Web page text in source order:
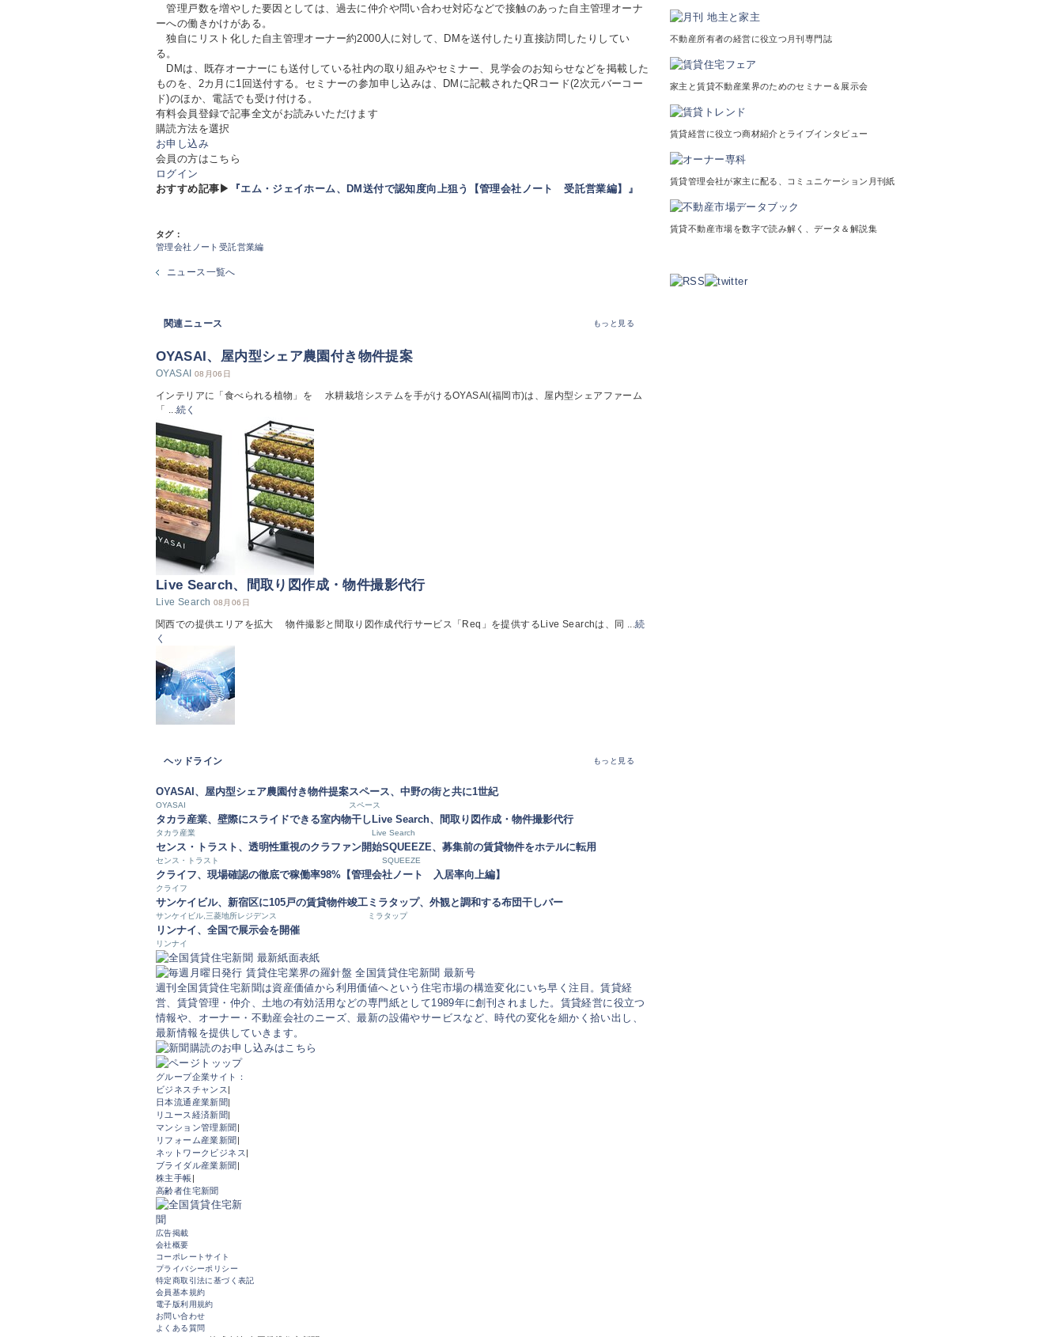
管理戸数を増やした要因としては、過去に仲介や問い合わせ対応などで接触のあった自主管理オーナ
ーへの働きかけがある。
独自にリスト化した自主管理オーナー約2000人に対して、DMを送付したり直接訪問したりしてい
る。
DMは、既存オーナーにも送付している社内の取り組みやセミナー、見学会のお知らせなどを掲載した
ものを、2カ月に1回送付する。セミナーの参加申し込みは、DMに記載されたQRコード(2次元バーコー
ド)のほか、電話でも受け付ける。
有料会員登録で記事全文がお読みいただけます
購読方法を選択
お申し込み
会員の方はこちら
ログイン
おすすめ記事▶
『エム・ジェイホーム、DM送付で認知度向上狙う【管理会社ノート 受託営業編】』
タグ：
管理会社ノート受託営業編
ニュース一覧へ
関連ニュース もっと見る
OYASAI、屋内型シェア農園付き物件提案
OYASAI 08月06日
インテリアに「食べられる植物」を 水耕栽培システムを手がけるOYASAI(福岡市)は、屋内型シェアファーム
「 ...続く
Live Search、間取り図作成・物件撮影代行
Live Search 08月06日
関西での提供エリアを拡大 物件撮影と間取り図作成代行サービス「Req」を提供するLive Searchは、同 ...続
く
ヘッドライン もっと見る
OYASAI、屋内型シェア農園付き物件提案
OYASAI
スペース、中野の街と共に1世紀
スペース
タカラ産業、壁際にスライドできる室内物干し
タカラ産業
Live Search、間取り図作成・物件撮影代行
Live Search
センス・トラスト、透明性重視のクラファン開始
センス・トラスト
SQUEEZE、募集前の賃貸物件をホテルに転用
SQUEEZE
クライフ、現場確認の徹底で稼働率98%【管理会社ノート 入居率向上編】
クライフ
サンケイビル、新宿区に105戸の賃貸物件竣工
サンケイビル,三菱地所レジデンス
ミラタップ、外観と調和する布団干しバー
ミラタップ
リンナイ、全国で展示会を開催
リンナイ
週刊全国賃貸住宅新聞は資産価値から利用価値へという住宅市場の構造変化にいち早く注目。賃貸経
営、賃貸管理・仲介、土地の有効活用などの専門紙として1989年に創刊されました。賃貸経営に役立つ
情報や、オーナー・不動産会社のニーズ、最新の設備やサービスなど、時代の変化を細かく拾い出し、
最新情報を提供していきます。
不動産所有者の経営に役立つ月刊専門誌
家主と賃貸不動産業界のためのセミナー＆展示会
賃貸経営に役立つ商材紹介とライブインタビュー
賃貸管理会社が家主に配る、コミュニケーション月刊紙
賃貸不動産市場を数字で読み解く、データ＆解説集
グループ企業サイト：
ビジネスチャンス
日本流通産業新聞
リユース経済新聞
マンション管理新聞
リフォーム産業新聞
ネットワークビジネス
ブライダル産業新聞
株主手帳
高齢者住宅新聞
広告掲載
会社概要
コーポレートサイト
プライバシーポリシー
特定商取引法に基づく表記
会員基本規約
電子版利用規約
お問い合わせ
よくある質問